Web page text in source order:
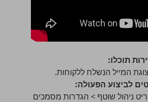
תוכלו:
המייל הנשלח ללקוחות.
ניהול שוטף > הגדרות מסמכים